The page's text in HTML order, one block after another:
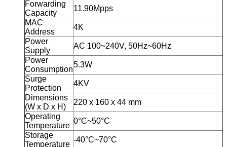
Forwarding
Capacity
11.90Mpps
MAC
Address
4K
Power
Supply
AC 100~240V, 50Hz~60Hz
Power
Consumption
5.3W
Surge
Protection
4KV
Dimensions
(W x D x H)
220 x 160 x 44 mm
Operating
Temperature
0°C~50°C
Storage
Temperature
-40°C~70°C